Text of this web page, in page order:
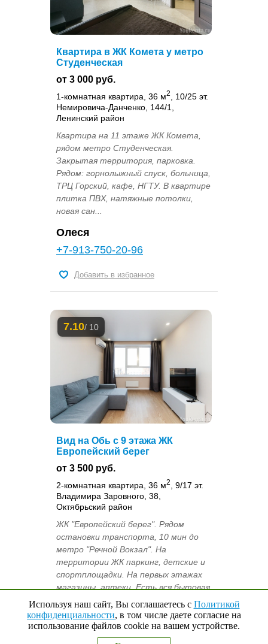
Квартира в ЖК Комета у метро
Студенческая
от 3 000 руб.
1-комнатная квартира, 36 м2
, 10/25 эт.
Немировича-Данченко, 144/1,
Ленинский район
Квартира на 11 этаже ЖК Комета,
рядом метро Студенческая.
Закрытая территория, парковка.
Рядом: горнолыжный спуск, больница,
ТРЦ Горский, кафе, НГТУ. В квартире
плитка ПВХ, натяжные потолки,
новая сан...
Олеся
+7-913-750-20-96
Добавить в избранное
7.10/ 10
Вид на Обь с 9 этажа ЖК
Европейский берег
от 3 500 руб.
2-комнатная квартира, 36 м2
, 9/17 эт.
Владимира Заровного, 38,
Октябрьский район
ЖК "Европейский берег". Рядом
остановки транспорта, 10 мин до
метро "Речной Вокзал". На
территории ЖК паркинг, детские и
спортплощадки. На первых этажах
магазины, аптеки. Есть вся бытовая
техника. Нел...
Олеся
+7-913-750-20-96
Используя наш сайт, Вы соглашаетесь с Политикой
конфиденциальности, в том числе даете согласие на
использование файлов cookie на вашем устройстве.
Выбранные квартиры 0 Наверх